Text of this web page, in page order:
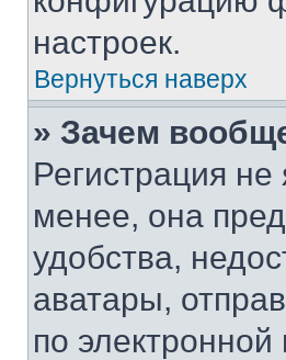
настроек.
Вернуться наверх
» Зачем
Регистрация
менее, она
удобства,
аватары,
по электронной